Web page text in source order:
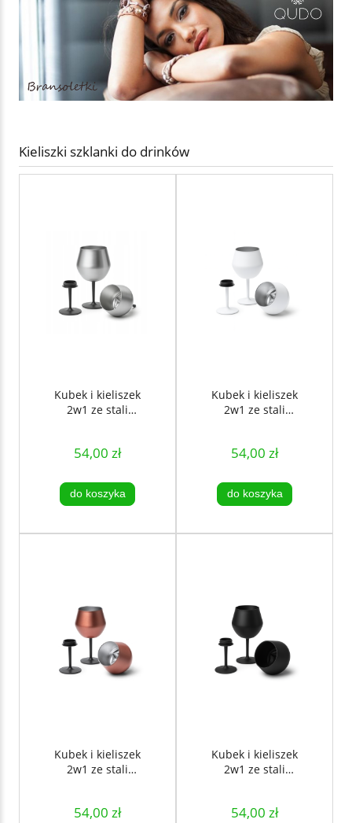
Kieliszki szklanki do drinków
Kubek i kieliszek
2w1 ze stali
54,00 zł
do koszyka
Kubek i kieliszek
2w1 ze stali
54,00 zł
do koszyka
Kubek i kieliszek
2w1 ze stali
54,00 zł
Kubek i kieliszek
2w1 ze stali
54,00 zł